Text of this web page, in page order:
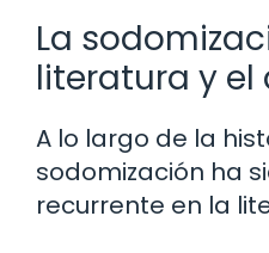
La
literatura y el
A lo largo de la
sodomización ha
recurrente en la